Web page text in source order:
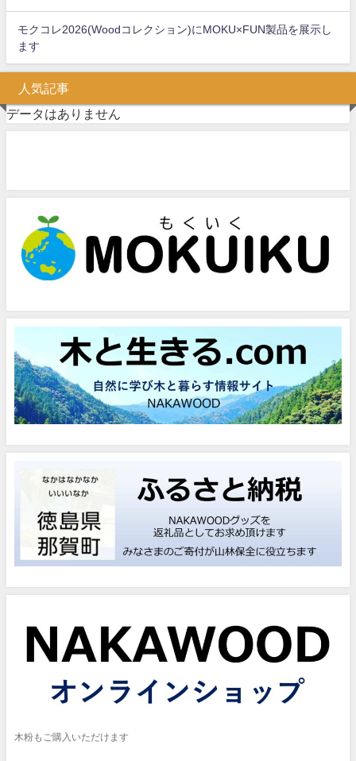
モクコレ2026(Woodコレクション)にMOKU×FUN製品を展示し
ます
人気記事
データはありません
木粉もご購入いただけます